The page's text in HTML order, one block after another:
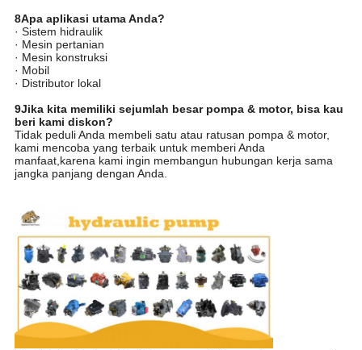
8Apa aplikasi utama Anda?
· Sistem hidraulik
· Mesin pertanian
· Mesin konstruksi
· Mobil
· Distributor lokal
9Jika kita memiliki sejumlah besar pompa & motor, bisa kau
beri kami diskon?
Tidak peduli Anda membeli satu atau ratusan pompa & motor,
kami mencoba yang terbaik untuk memberi Anda
manfaat,karena kami ingin membangun hubungan kerja sama
jangka panjang dengan Anda.